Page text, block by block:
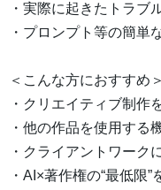
・実際に起きたトラブ
・プロンプト等の簡単
＜こんな方におすすめ＞
・クリエイティブ制作
・他の作品を使用する
・クライアントワーク
・AI×著作権の“最低限